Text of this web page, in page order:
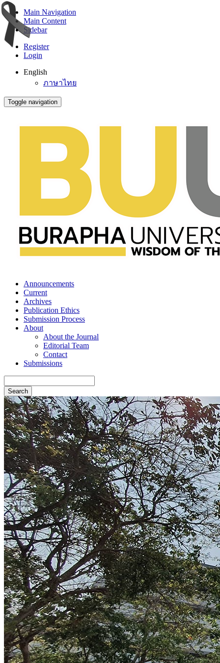
Main Navigation
Main Content
Sidebar
Register
Login
English
ภาษาไทย
Toggle navigation
Announcements
Current
Archives
Publication Ethics
Submission Process
About
About the Journal
Editorial Team
Contact
Submissions
Search